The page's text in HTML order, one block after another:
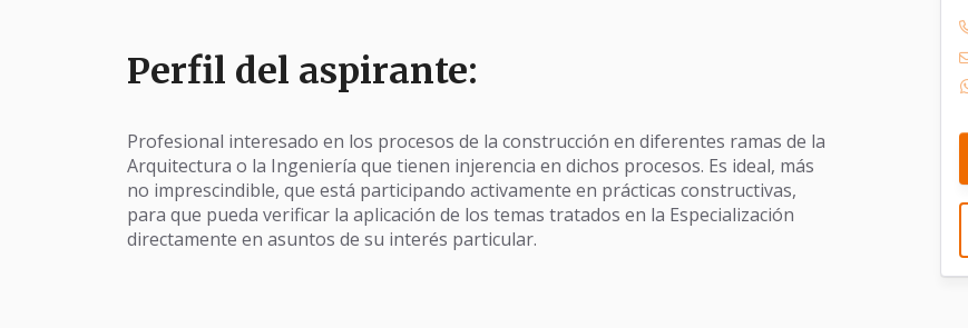
Perfil del aspirante:
Profesional interesado en los procesos de la construcción en diferentes ramas de la
Arquitectura o la Ingeniería que tienen injerencia en dichos procesos. Es ideal, más
no imprescindible, que está participando activamente en prácticas constructivas,
para que pueda verificar la aplicación de los temas tratados en la Especialización
directamente en asuntos de su interés particular.